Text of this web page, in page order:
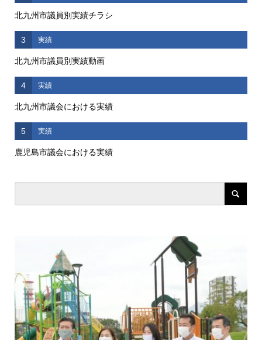
北九州市議員別実績チラシ
3 実績
北九州市議員別実績動画
4 実績
北九州市議会における実績
5 実績
鹿児島市議会における実績